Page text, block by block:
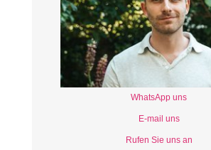
WhatsApp uns
E-mail uns
Rufen Sie uns an